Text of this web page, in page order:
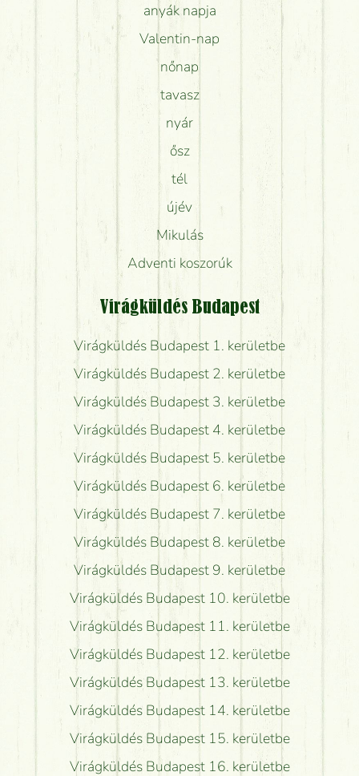
anyák napja
Valentin-nap
nőnap
tavasz
nyár
ősz
tél
újév
Mikulás
Adventi koszorúk
Virágküldés Budapest
Virágküldés Budapest 1. kerületbe
Virágküldés Budapest 2. kerületbe
Virágküldés Budapest 3. kerületbe
Virágküldés Budapest 4. kerületbe
Virágküldés Budapest 5. kerületbe
Virágküldés Budapest 6. kerületbe
Virágküldés Budapest 7. kerületbe
Virágküldés Budapest 8. kerületbe
Virágküldés Budapest 9. kerületbe
Virágküldés Budapest 10. kerületbe
Virágküldés Budapest 11. kerületbe
Virágküldés Budapest 12. kerületbe
Virágküldés Budapest 13. kerületbe
Virágküldés Budapest 14. kerületbe
Virágküldés Budapest 15. kerületbe
Virágküldés Budapest 16. kerületbe